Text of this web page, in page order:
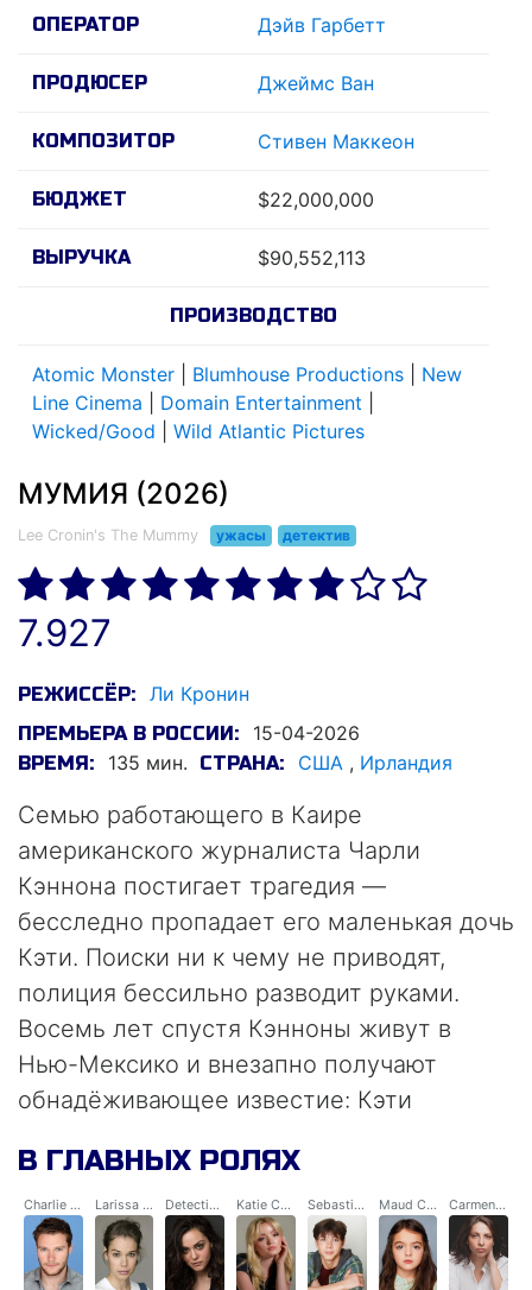
ОПЕРАТОР Дэйв Гарбетт
ПРОДЮСЕР Джеймс Ван
КОМПОЗИТОР Стивен Маккеон
БЮДЖЕТ $22,000,000
ВЫРУЧКА $90,552,113
ПРОИЗВОДСТВО
Atomic Monster Blumhouse Productions
New
Line Cinema
Domain Entertainment
Wicked/Good
Wild Atlantic Pictures
МУМИЯ (2026)
Lee Cronin's The Mummy ужасы детектив
7.927
РЕЖИССЁР: Ли Кронин
ПРЕМЬЕРА В РОССИИ: 15-04-2026
ВРЕМЯ: 135 мин. СТРАНА: США , Ирландия
Семью работающего в Каире
американского журналиста Чарли
Кэннона постигает трагедия —
бесследно пропадает его маленькая дочь
Кэти. Поиски ни к чему не приводят,
полиция бессильно разводит руками.
Восемь лет спустя Кэнноны живут в
Нью-Мексико и внезапно получают
обнадёживающее известие: Кэти
саркофаге, она не говорит и очень плохо
выглядит.
В ГЛАВНЫХ РОЛЯХ
Charlie Cannon Larissa Cannon Detective Dalia Zaki Katie Cannon Sebastián Cannon Maud Cannon Carmen Santiago